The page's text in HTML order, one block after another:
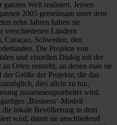
Welt realisiert. Jeroen
2005 gemeinsam unter dem
zehn Jahren haben sie
Ländern
Curaçao, Schweden, den
Die Projekte von
und visuellen Dialog mit der
Orten entsteht, an denen man sie
Größe der Projekte, die das
dies allein zu tun,
zusammengearbeitet wird.
‚Business‘-Modell
lokale Bevölkerung in dem
wird, damit sie anschließend